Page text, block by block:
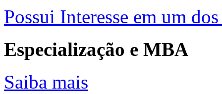
Possui Interesse em um
Especialização e MBA
Saiba mais